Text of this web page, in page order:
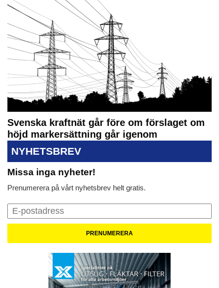
Svenska kraftnät går före om förslaget om
höjd markersättning går igenom
NYHETSBREV
Missa inga nyheter!
Prenumerera på vårt nyhetsbrev helt gratis.